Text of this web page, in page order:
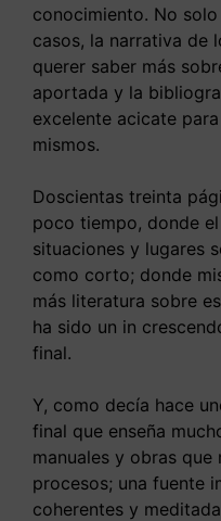
conocimiento. No
casos, la narrativa de
querer saber más
aportada y la
excelente acicate
mismos.
Doscientas treinta
poco tiempo, donde
situaciones y lugares
como corto; donde
más literatura sobre
ha sido un in
final.
Y, como decía hace
final que enseña
manuales y obras que
procesos; una fuente
coherentes y